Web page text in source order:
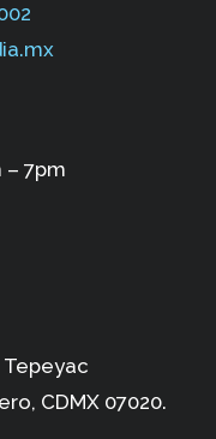
– 7pm
Tepeyac
CDMX 07020.